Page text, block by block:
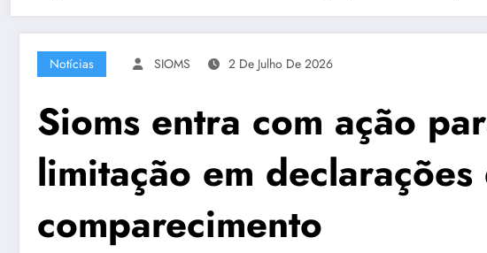
Notícias SIOMS 2 De Julho De 2026
Sioms entra com ação
limitação em declarações
comparecimento